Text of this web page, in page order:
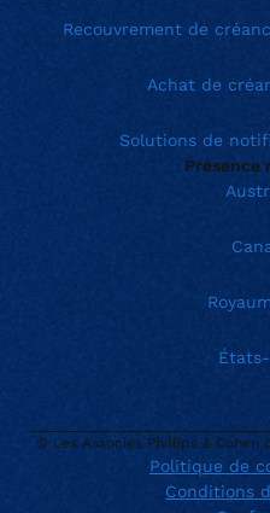
Current location:
Canada (Français)
Recouvrement de
Achat de
Solutions de
Présence
© Les Associés Phillips & Cohen
Politique de
Conditions